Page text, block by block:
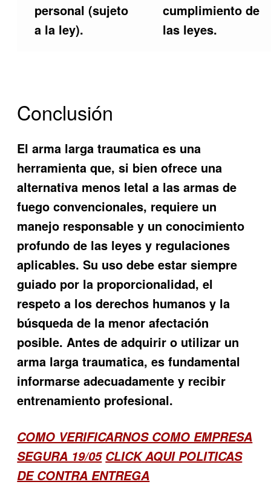
personal (sujeto
a la ley).
cumplimiento de
las leyes.
Conclusión
El arma larga traumatica es una
herramienta que, si bien ofrece una
alternativa menos letal a las armas de
fuego convencionales, requiere un
manejo responsable y un conocimiento
profundo de las leyes y regulaciones
aplicables. Su uso debe estar siempre
guiado por la proporcionalidad, el
respeto a los derechos humanos y la
búsqueda de la menor afectación
posible. Antes de adquirir o utilizar un
arma larga traumatica, es fundamental
informarse adecuadamente y recibir
entrenamiento profesional.
COMO VERIFICARNOS COMO EMPRESA
SEGURA 19/05 CLICK AQUI POLITICAS
DE CONTRA ENTREGA